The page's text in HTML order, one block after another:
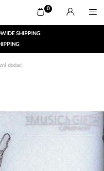
0
SHIPPING
dodaci